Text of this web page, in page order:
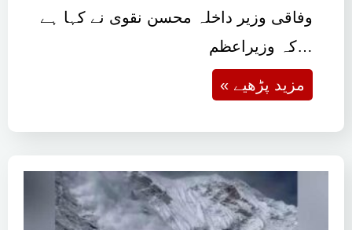
وفاقی وزیر داخلہ محسن نقوی نے کہا ہے
کہ وزیراعظم…
« مزید پڑھیے